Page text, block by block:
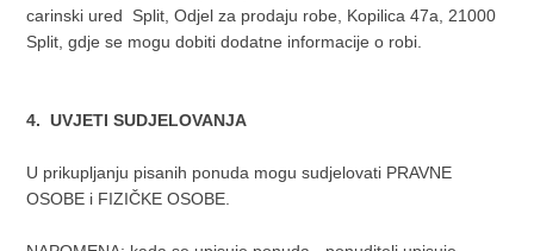
carinski ured Split, Odjel za prodaju robe, Kopilica 47a, 21000
Split, gdje se mogu dobiti dodatne informacije o robi.
4. UVJETI SUDJELOVANJA
U prikupljanju pisanih ponuda mogu sudjelovati PRAVNE
OSOBE i FIZIČKE OSOBE.